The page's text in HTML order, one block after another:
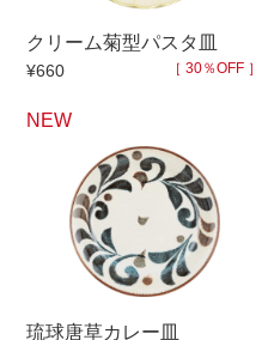
マグカップ
ロックカップ
徳利・盃
そば徳利
箸・カトラリー
クリーム菊型パスタ皿
¥660 ［ 30％OFF ］
NEW
琉球唐草カレー皿